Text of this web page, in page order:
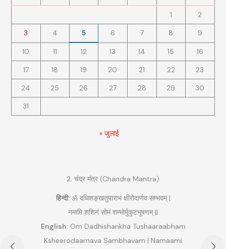
1
2
3
4 5 6 7 8 9
10 11 12 13 14 15
16
17
18 19 20 21 22
23
24
25 26 27 28 29
30
31
« जुलाई
2. चंद्र मंत्र (Chandra Mantra)
हिन्दी:ॐ दधिशङ्खतुषाराभं क्षीरोदार्णव सम्भवम् |
नमामि शशिनं सोमं शम्भोर्मुकुटभूषणम् ||
English:Om Dadhishankha Tushaaraabham
Ksheerodaarnava Sambhavam | Namaami